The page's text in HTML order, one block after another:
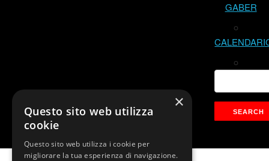
GABER
×
Questo sito web utilizza
cookie
Questo sito web utilizza i cookie per
migliorare la tua esperienza di navigazione.